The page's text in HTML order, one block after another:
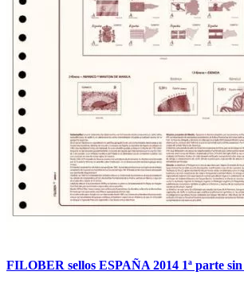
FILOBER sellos ESPAÑA 2014 1ª parte